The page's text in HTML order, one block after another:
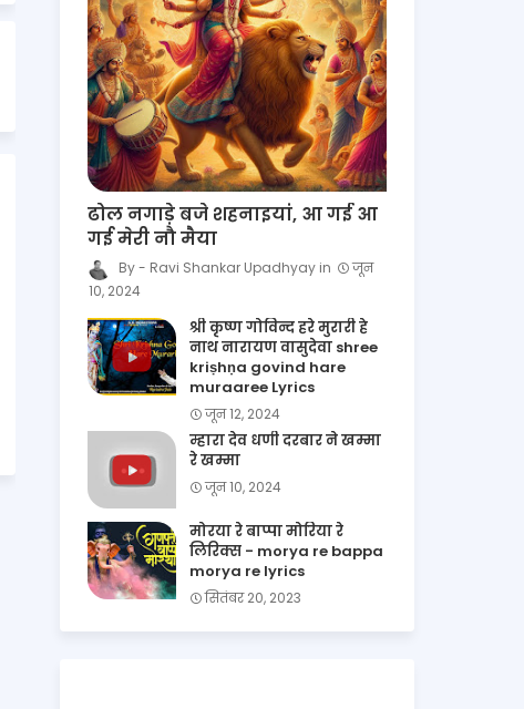
ढोल नगाड़े बजे शहनाइयां, आ गई आ
गई मेरी नौ मैया
Ravi Shankar Upadhyay
जून
10, 2024
श्री कृष्ण गोविन्द हरे मुरारी हे
नाथ नारायण वासुदेवा shree
kriṣhṇa govind hare
muraaree Lyrics
जून 12, 2024
म्हारा देव धणी दरबार ने खम्मा
रे खम्मा
जून 10, 2024
मोरया रे बाप्पा मोरिया रे
लिरिक्स - morya re bappa
morya re lyrics
सितंबर 20, 2023